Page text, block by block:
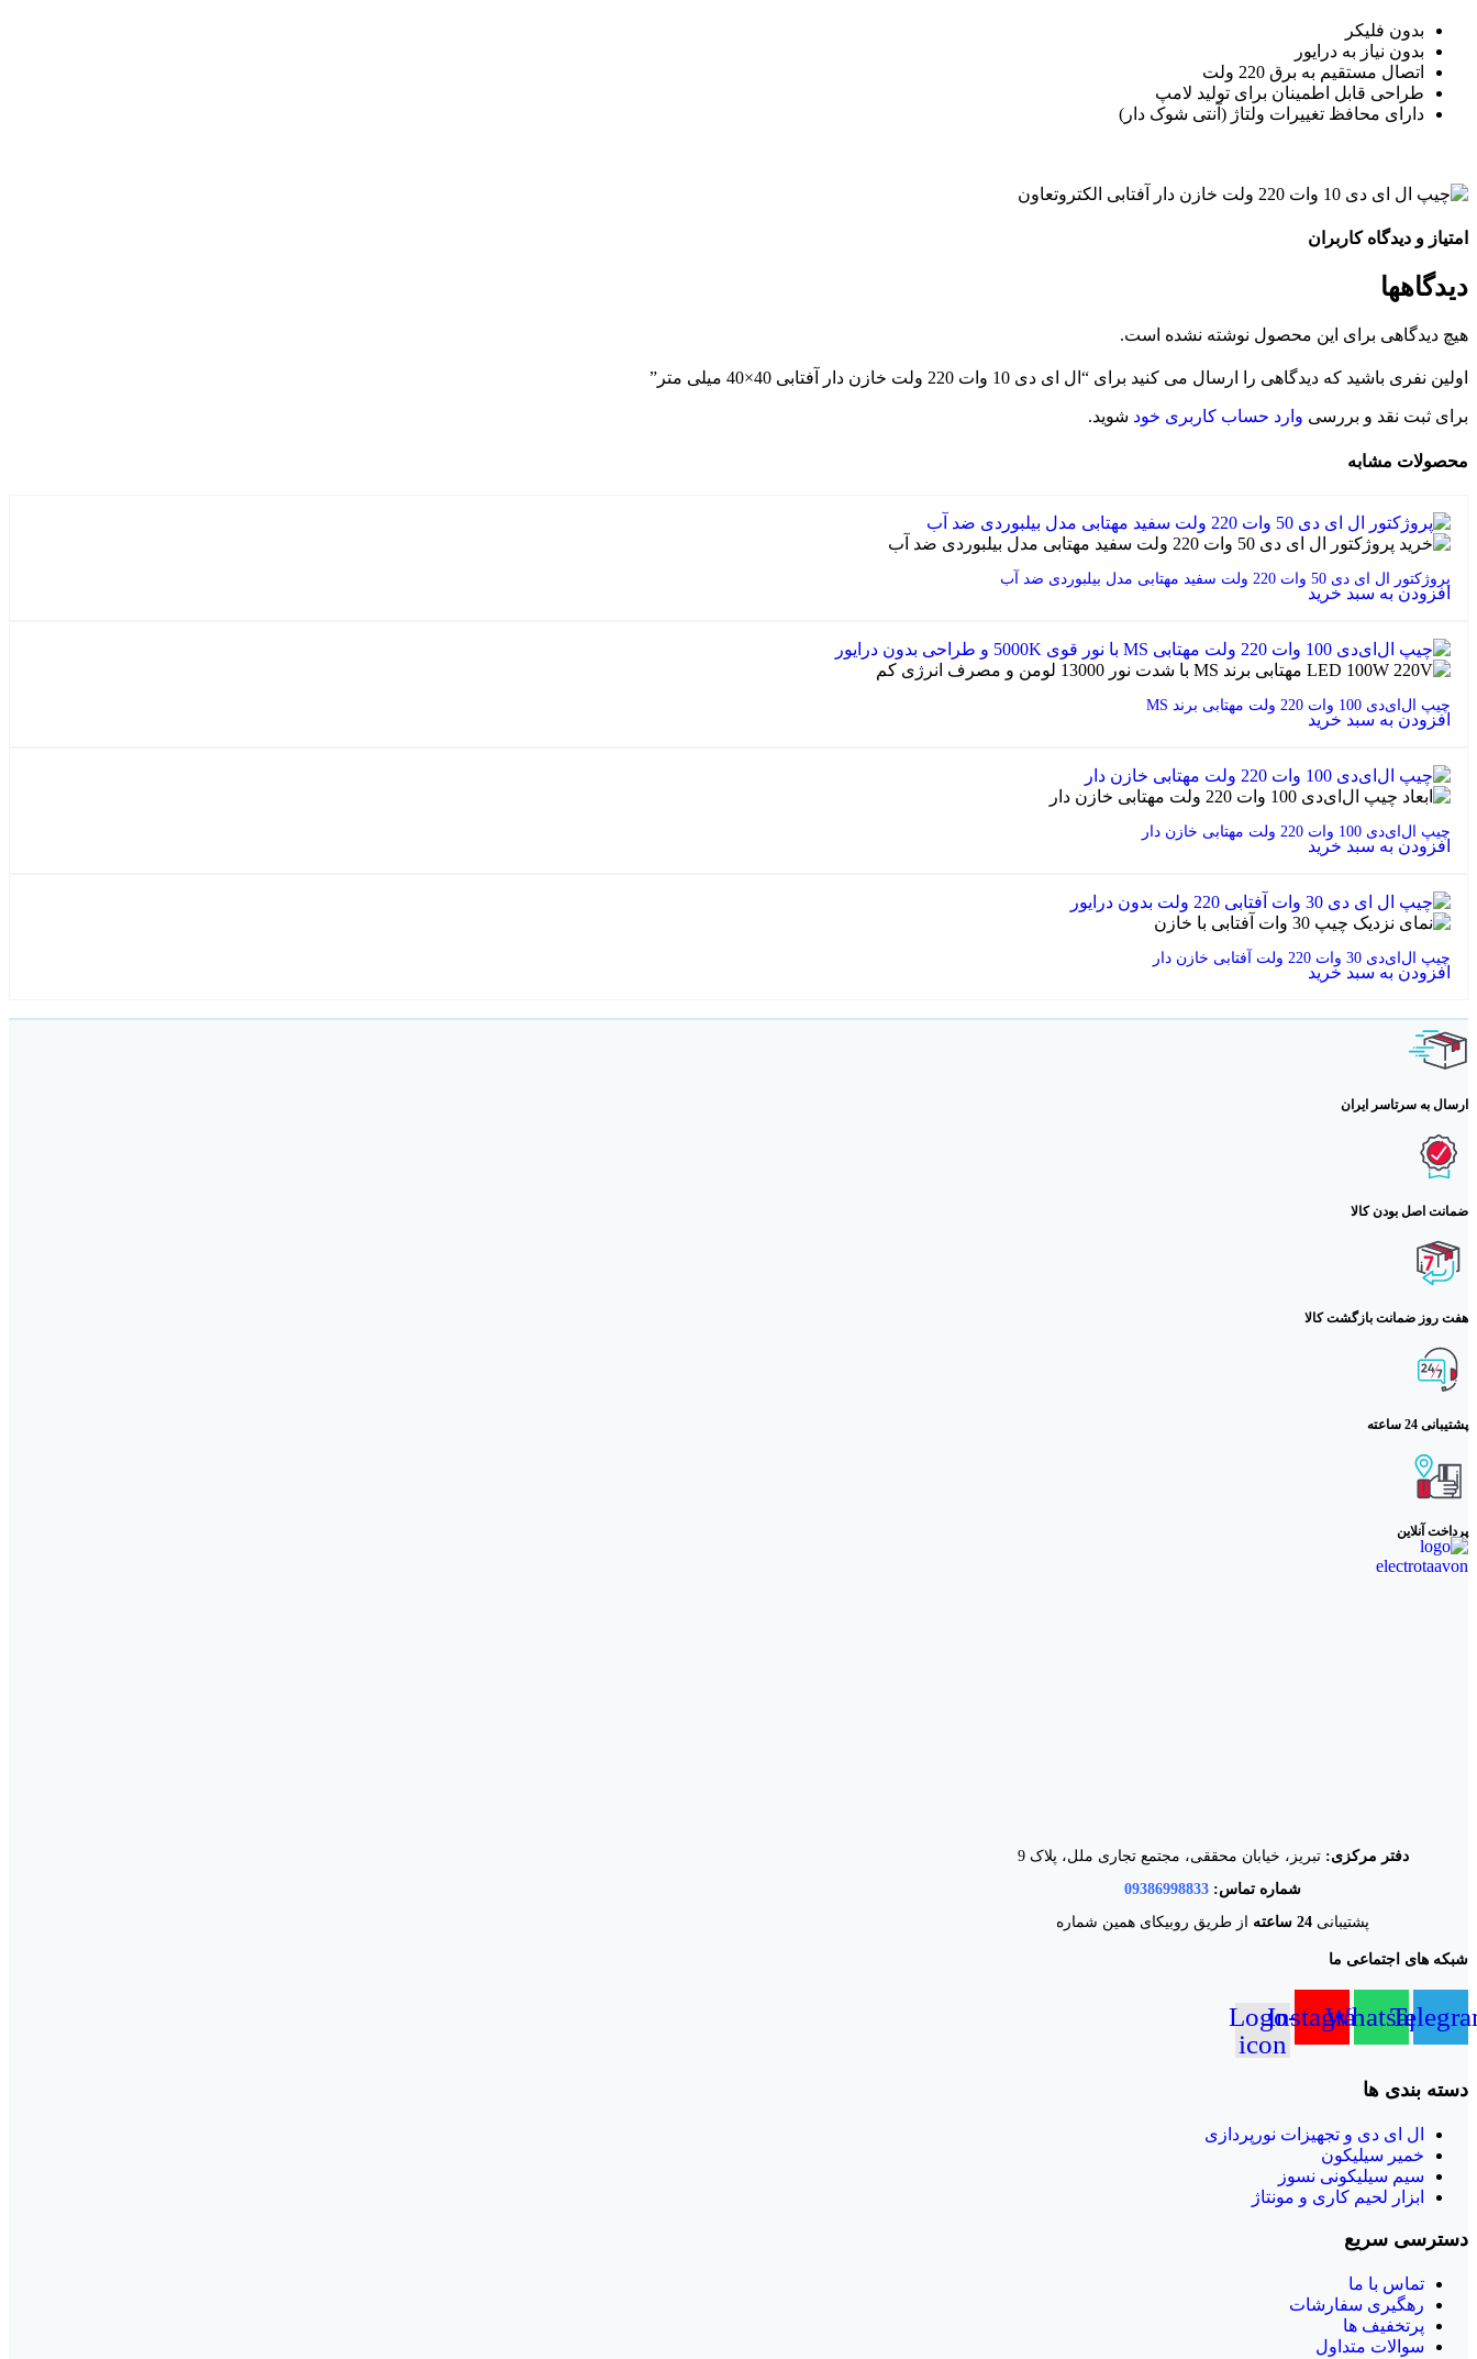
بدون فلیکر
بدون نیاز به درایور
اتصال مستقیم به برق 220 ولت
طراحی قابل اطمینان برای تولید لامپ
دارای محافظ تغییرات ولتاژ (آنتی شوک‌ دار)
امتیاز و دیدگاه کاربران
دیدگاهها
هیچ دیدگاهی برای این محصول نوشته نشده است.
اولین نفری باشید که دیدگاهی را ارسال می کنید برای “ال ای دی 10 وات 220 ولت خازن دار آفتابی 40×40 میلی متر”
برای ثبت نقد و بررسی وارد حساب کاربری خود شوید.
محصولات مشابه
پروژکتور ال ای دی 50 وات 220 ولت سفید مهتابی مدل بیلبوردی ضد آب
افزودن به سبد خرید
چیپ ال‌ای‌دی 100 وات 220 ولت مهتابی برند MS
افزودن به سبد خرید
چیپ ال‌ای‌دی 100 وات 220 ولت مهتابی خازن دار
افزودن به سبد خرید
چیپ ال‌ای‌دی 30 وات 220 ولت آفتابی خازن دار
افزودن به سبد خرید
ارسال به سرتاسر ایران
ضمانت اصل بودن کالا
هفت روز ضمانت بازگشت کالا
پشتیبانی 24 ساعته
پرداخت آنلاین
دفتر مرکزی: تبریز، خیابان محققی، مجتمع تجاری ملل، پلاک 9
شماره تماس: 09386998833
پشتیبانی 24 ساعته از طریق روبیکای همین شماره
شبکه های اجتماعی ما
Whatsapp
Instagram
Logo-
icon
دسته بندی ها
ال‌ ای‌ دی و تجهیزات نورپردازی
خمیر سیلیکون
سیم سیلیکونی نسوز
ابزار لحیم کاری و مونتاژ
دسترسی سریع
تماس با ما
رهگیری سفارشات
پرتخفیف ها
سوالات متداول